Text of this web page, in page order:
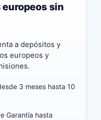
sin
a depósitos y
europeos y
3 meses hasta 10
Garantía hasta